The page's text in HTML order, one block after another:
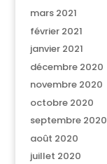
mars 2021
février 2021
janvier 2021
décembre 2020
novembre 2020
octobre 2020
septembre 2020
août 2020
juillet 2020